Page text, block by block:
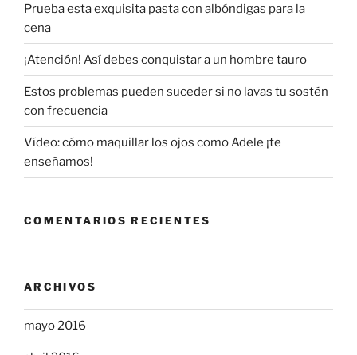
Prueba esta exquisita pasta con albóndigas para la
cena
¡Atención! Así debes conquistar a un hombre tauro
Estos problemas pueden suceder si no lavas tu sostén
con frecuencia
Vídeo: cómo maquillar los ojos como Adele ¡te
enseñamos!
COMENTARIOS RECIENTES
ARCHIVOS
mayo 2016